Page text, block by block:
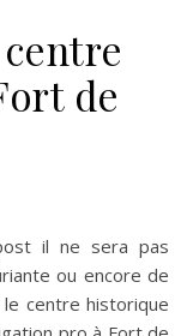
de
ou encore de
centre historique